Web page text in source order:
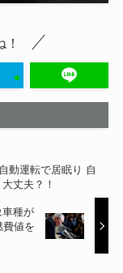
動運転で居眠り 自
丈夫？！
種が
値を